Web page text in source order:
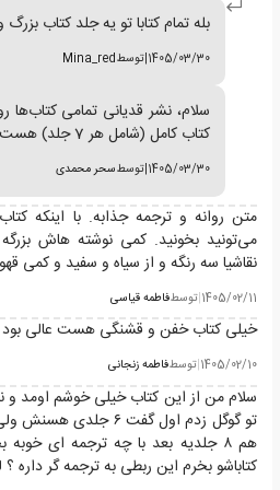
بله تمام کتابا تو یه جلد کتاب
1405/03/30
|توسطMina_red
سلام، نشر قدیانی تمامی
کتاب کامل (شامل هر 7 جلد) هست.
1405/03/30
|توسطسحر محمدی
متن روانه و ترجمه جذابه. با اینکه
می‌تونید بخونید. کمی نوشته هاش
نقاشیا سه رنگه و از سیاه و سفید و کمی
1405/02/11
|توسطفاطمه قیاسی
خیلی کتاب خفن و قشنگی هست عالی بود
1405/02/10
|توسطفاطمه زنجانی
سلام من از این کتاب خیلی خوشم اومد و
هم ۸ جلدیه بعد با چه ترجمه ای
کتاباشو بخرم این ربطی به ترجمه گر داره